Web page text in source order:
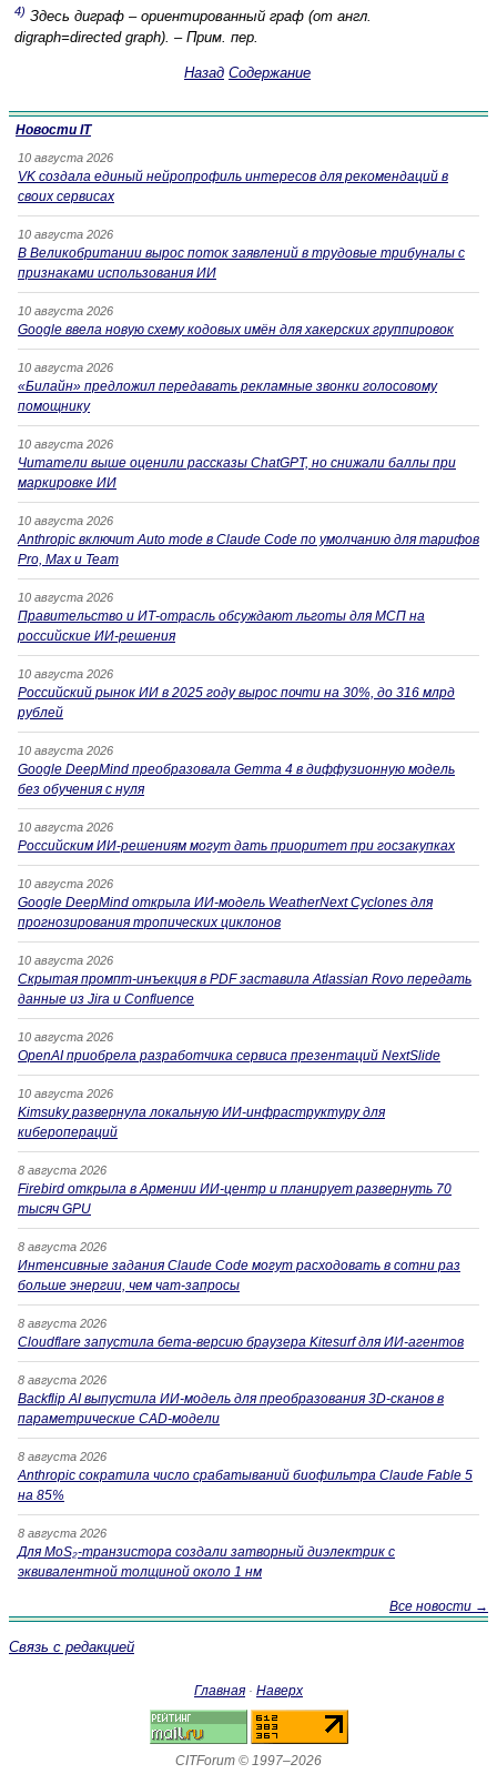
4) Здесь диграф – ориентированный граф (от англ.
digraph=directed graph). – Прим. пер.
Назад Содержание
Новости IT
10 августа 2026
VK создала единый нейропрофиль интересов для рекомендаций в
своих сервисах
10 августа 2026
В Великобритании вырос поток заявлений в трудовые трибуналы с
признаками использования ИИ
10 августа 2026
Google ввела новую схему кодовых имён для хакерских группировок
10 августа 2026
«Билайн» предложил передавать рекламные звонки голосовому
помощнику
10 августа 2026
Читатели выше оценили рассказы ChatGPT, но снижали баллы при
маркировке ИИ
10 августа 2026
Anthropic включит Auto mode в Claude Code по умолчанию для тарифов
Pro, Max и Team
10 августа 2026
Правительство и ИТ-отрасль обсуждают льготы для МСП на
российские ИИ-решения
10 августа 2026
Российский рынок ИИ в 2025 году вырос почти на 30%, до 316 млрд
рублей
10 августа 2026
Google DeepMind преобразовала Gemma 4 в диффузионную модель
без обучения с нуля
10 августа 2026
Российским ИИ-решениям могут дать приоритет при госзакупках
10 августа 2026
Google DeepMind открыла ИИ-модель WeatherNext Cyclones для
прогнозирования тропических циклонов
10 августа 2026
Скрытая промпт-инъекция в PDF заставила Atlassian Rovo передать
данные из Jira и Confluence
10 августа 2026
OpenAI приобрела разработчика сервиса презентаций NextSlide
10 августа 2026
Kimsuky развернула локальную ИИ-инфраструктуру для
киберопераций
8 августа 2026
Firebird открыла в Армении ИИ-центр и планирует развернуть 70
тысяч GPU
8 августа 2026
Интенсивные задания Claude Code могут расходовать в сотни раз
больше энергии, чем чат-запросы
8 августа 2026
Cloudflare запустила бета-версию браузера Kitesurf для ИИ-агентов
8 августа 2026
Backflip AI выпустила ИИ-модель для преобразования 3D-сканов в
параметрические CAD-модели
8 августа 2026
Anthropic сократила число срабатываний биофильтра Claude Fable 5
на 85%
8 августа 2026
Для MoS₂-транзистора создали затворный диэлектрик с
эквивалентной толщиной около 1 нм
Все новости →
Связь с редакцией
Главная · Наверх
CITForum © 1997–2026